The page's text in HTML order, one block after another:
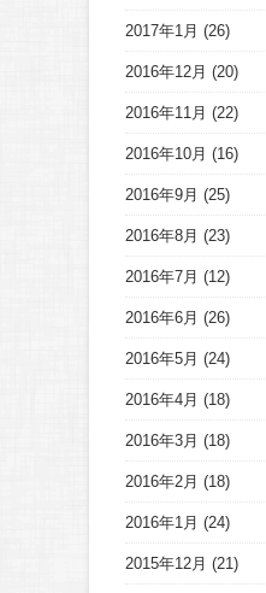
2017年1月 (26)
2016年12月 (20)
2016年11月 (22)
2016年10月 (16)
2016年9月 (25)
2016年8月 (23)
2016年7月 (12)
2016年6月 (26)
2016年5月 (24)
2016年4月 (18)
2016年3月 (18)
2016年2月 (18)
2016年1月 (24)
2015年12月 (21)